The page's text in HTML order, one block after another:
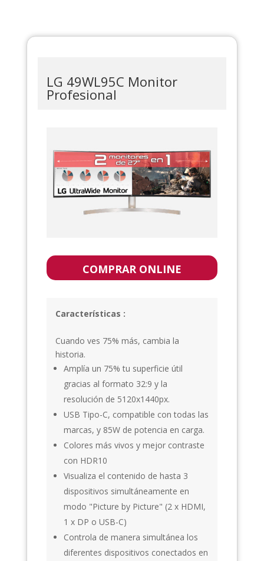
LG 49WL95C Monitor
Profesional
COMPRAR ONLINE
Características :
Cuando ves 75% más, cambia la
historia.
Amplía un 75% tu superficie útil
gracias al formato 32:9 y la
resolución de 5120x1440px.
USB Tipo-C, compatible con todas las
marcas, y 85W de potencia en carga.
Colores más vivos y mejor contraste
con HDR10
Visualiza el contenido de hasta 3
dispositivos simultáneamente en
modo "Picture by Picture" (2 x HDMI,
1 x DP o USB-C)
Controla de manera simultánea los
diferentes dispositivos conectados en